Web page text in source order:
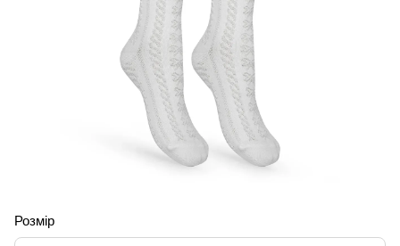
Розмір